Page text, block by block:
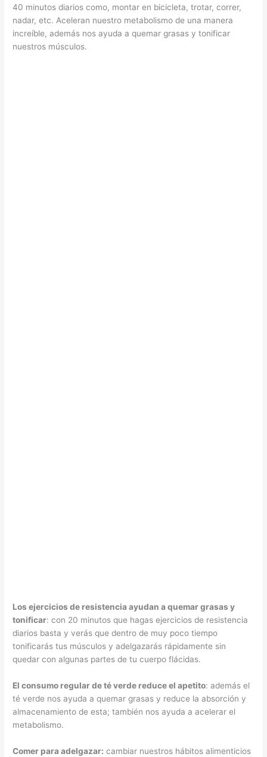
40 minutos diarios como, montar en bicicleta, trotar, correr,
nadar, etc. Aceleran nuestro metabolismo de una manera
increíble, además nos ayuda a quemar grasas y tonificar
nuestros músculos.
Los ejercicios de resistencia ayudan a quemar grasas y
tonificar: con 20 minutos que hagas ejercicios de resistencia
diarios basta y verás que dentro de muy poco tiempo
tonificarás tus músculos y adelgazarás rápidamente sin
quedar con algunas partes de tu cuerpo flácidas.
El consumo regular de té verde reduce el apetito: además el
té verde nos ayuda a quemar grasas y reduce la absorción y
almacenamiento de esta; también nos ayuda a acelerar el
metabolismo.
Comer para adelgazar: cambiar nuestros hábitos alimenticios